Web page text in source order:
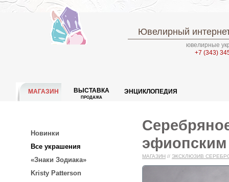
Ювелирный
ювелирные
+7 (343)
МАГАЗИН ВЫСТАВКА
ПРОДАЖА
ЭНЦИКЛОПЕДИЯ
Новинки
Все украшения
«Знаки Зодиака»
Kristy Patterson
МАГАЗИН // ЭКСКЛЮЗИВ